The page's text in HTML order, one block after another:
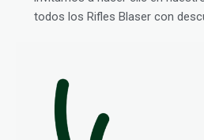
todos los Rifles Blaser con